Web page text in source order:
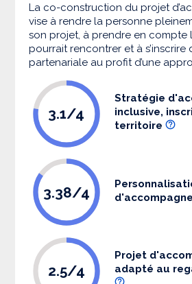
La co-construction du projet
vise à rendre la personne
son projet, à prendre en compte
pourrait rencontrer et à
partenariale au profit d’une
3.1/4
Stratégie
inclusive,
territoire
3.38/4
2.5/4
Projet
adapté au